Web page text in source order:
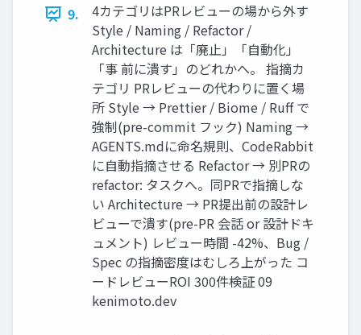
9.
4カテゴリはPRレビューの場から外す
Style / Naming / Refactor /
Architecture は「廃止」「自動化」
「事 前に潰す」のどれかへ。 指摘カ
テゴリ PRレビューの代わりに置く場
所 Style → Prettier / Biome / Ruff で
強制(pre-commit フック) Naming →
AGENTS.mdに命名規則、CodeRabbit
に自動指摘させる Refactor → 別PRの
refactor: タスクへ。同PRで指摘しな
い Architecture → PR提出前の設計レ
ビューで潰す(pre-PR 会話 or 設計ドキ
ュメント) レビュー時間 -42%、Bug /
Spec の指摘密度はむしろ上がった コ
ードレビューROI 300件検証 09
kenimoto.dev